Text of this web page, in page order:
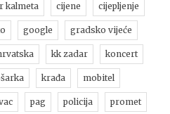
kalmeta cijene cijepljenje
google gradsko vijeće
kk zadar koncert
krađa mobitel
pag policija promet